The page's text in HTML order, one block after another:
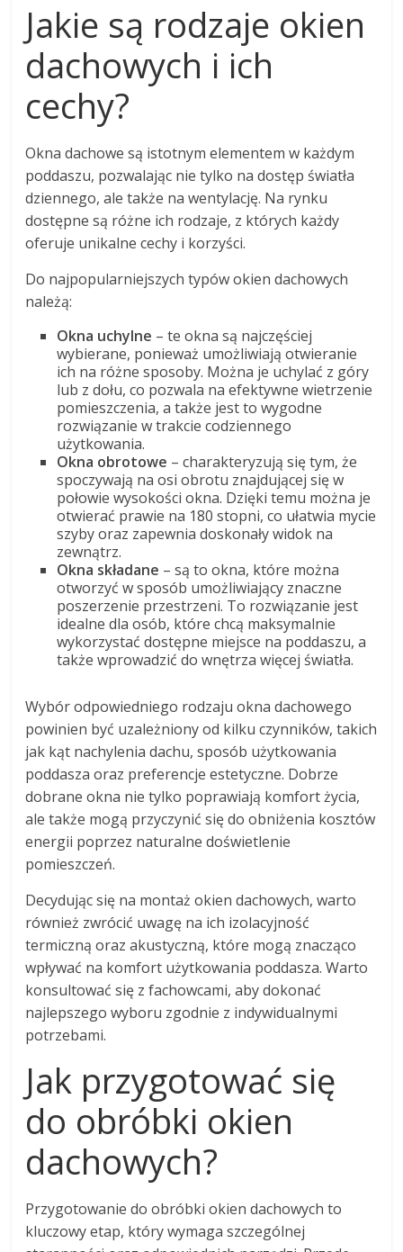
Jakie są rodzaje okien
dachowych i ich
cechy?
Okna dachowe są istotnym elementem w każdym
poddaszu, pozwalając nie tylko na dostęp światła
dziennego, ale także na wentylację. Na rynku
dostępne są różne ich rodzaje, z których każdy
oferuje unikalne cechy i korzyści.
Do najpopularniejszych typów okien dachowych
należą:
Okna uchylne – te okna są najczęściej
wybierane, ponieważ umożliwiają otwieranie
ich na różne sposoby. Można je uchylać z góry
lub z dołu, co pozwala na efektywne wietrzenie
pomieszczenia, a także jest to wygodne
rozwiązanie w trakcie codziennego
użytkowania.
Okna obrotowe – charakteryzują się tym, że
spoczywają na osi obrotu znajdującej się w
połowie wysokości okna. Dzięki temu można je
otwierać prawie na 180 stopni, co ułatwia mycie
szyby oraz zapewnia doskonały widok na
zewnątrz.
Okna składane – są to okna, które można
otworzyć w sposób umożliwiający znaczne
poszerzenie przestrzeni. To rozwiązanie jest
idealne dla osób, które chcą maksymalnie
wykorzystać dostępne miejsce na poddaszu, a
także wprowadzić do wnętrza więcej światła.
Wybór odpowiedniego rodzaju okna dachowego
powinien być uzależniony od kilku czynników, takich
jak kąt nachylenia dachu, sposób użytkowania
poddasza oraz preferencje estetyczne. Dobrze
dobrane okna nie tylko poprawiają komfort życia,
ale także mogą przyczynić się do obniżenia kosztów
energii poprzez naturalne doświetlenie
pomieszczeń.
Decydując się na montaż okien dachowych, warto
również zwrócić uwagę na ich izolacyjność
termiczną oraz akustyczną, które mogą znacząco
wpływać na komfort użytkowania poddasza. Warto
konsultować się z fachowcami, aby dokonać
najlepszego wyboru zgodnie z indywidualnymi
potrzebami.
Jak przygotować się
do obróbki okien
dachowych?
Przygotowanie do obróbki okien dachowych to
kluczowy etap, który wymaga szczególnej